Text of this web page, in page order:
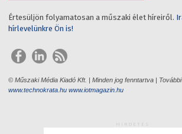
Értesüljön folyamatosan a műszaki élet híreiről.
hírlevelünkre Ön is!
© Műszaki Média Kiadó Kft. | Minden jog fenntartva |
www.technokrata.hu www.iotmagazin.hu
HIRDETÉS